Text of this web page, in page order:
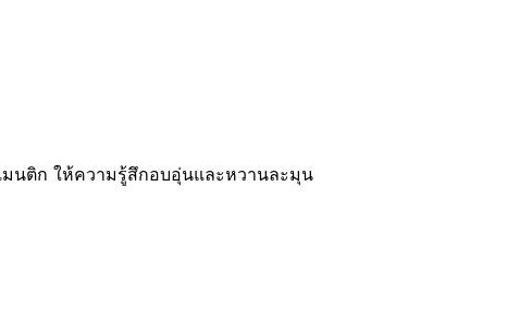
นติก ให้ความรู้สึกอบอุ่นและหวานละมุน